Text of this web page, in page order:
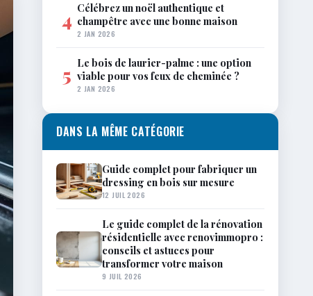
4 Célébrez un noël authentique et
champêtre avec une bonne maison
2 JAN 2026
5 Le bois de laurier-palme : une option
viable pour vos feux de cheminée ?
2 JAN 2026
DANS LA MÊME CATÉGORIE
Guide complet pour fabriquer un
dressing en bois sur mesure
12 JUIL 2026
Le guide complet de la rénovation
résidentielle avec renovimmopro :
conseils et astuces pour
transformer votre maison
9 JUIL 2026